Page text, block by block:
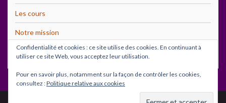
Les cours
Notre mission
Photos
Confidentialité et cookies : ce site utilise des cookies. En continuant à
utiliser ce site Web, vous acceptez leur utilisation.
Pour en savoir plus, notamment sur la façon de contrôler les cookies,
consultez :Politique relative aux cookies